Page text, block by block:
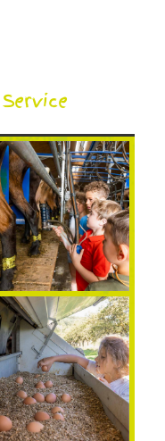
Service